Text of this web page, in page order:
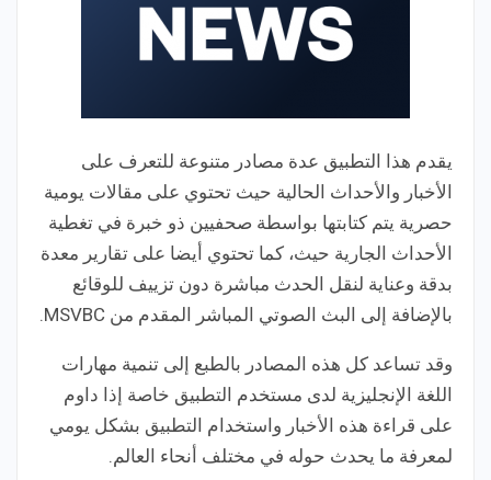
يقدم هذا التطبيق عدة مصادر متنوعة للتعرف على
الأخبار والأحداث الحالية حيث تحتوي على مقالات يومية
حصرية يتم كتابتها بواسطة صحفيين ذو خبرة في تغطية
الأحداث الجارية حيث، كما تحتوي أيضا على تقارير معدة
بدقة وعناية لنقل الحدث مباشرة دون تزييف للوقائع
بالإضافة إلى البث الصوتي المباشر المقدم من MSVBC.
وقد تساعد كل هذه المصادر بالطبع إلى تنمية مهارات
اللغة الإنجليزية لدى مستخدم التطبيق خاصة إذا داوم
على قراءة هذه الأخبار واستخدام التطبيق بشكل يومي
لمعرفة ما يحدث حوله في مختلف أنحاء العالم.